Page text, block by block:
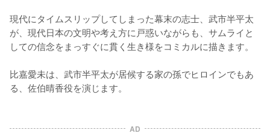
現代にタイムスリップしてしまった幕末の志士、武市半平太
が、現代日本の文明や考え方に戸惑いながらも、サムライと
しての信念をまっすぐに貫く生き様をコミカルに描きます。
比嘉愛未は、武市半平太が居候する家の孫でヒロインでもあ
る、佐伯晴香役を演じます。
AD